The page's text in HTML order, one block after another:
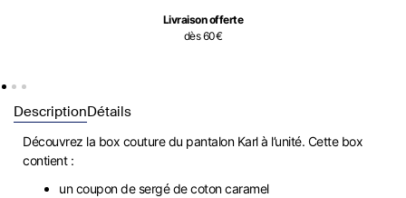
Livraison offerte
dès 60€
DescriptionDétails
Découvrez la box couture du pantalon Karl à l’unité. Cette box
contient :
un coupon de sergé de coton caramel